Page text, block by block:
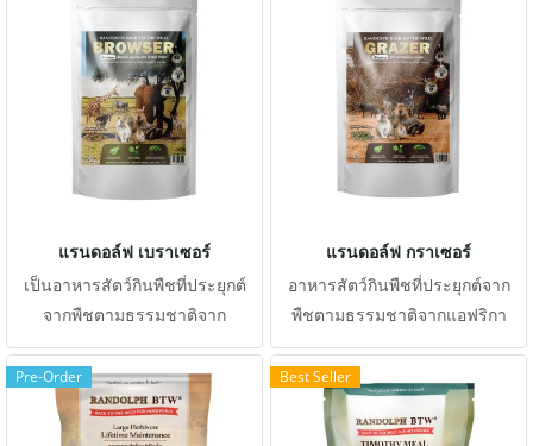
สัตว์ในยุโรปและอเมริกา เพื่อเป็น
ตัว supplement และ
enrichment เป็นอาหารเม็ดที่
ผสมวิตามินและแร่ธาตุตามความ
ต้องการของกลุ่ม African
Herbivores
แรนดอล์ฟ เบราเซอร์
เป็นอาหารสัตว์กินพืชที่ประยุกต์
จากพืชตามธรรมชาติจาก
แอฟริกาผลิตโดยบอสโกส์ มีความ
น่ากิน หลากหลาย และส่งเสริม
ความสุขมากขึ้น
แรนดอล์ฟ กราเซอร์
อาหารสัตว์กินพืชที่ประยุกต์จาก
พืชตามธรรมชาติจากแอฟริกา
ผลิตโดยบอสโกส์ เพิ่มความหลาก
หลายของพืช ทั้งใบไม้และโซติก
ให้มีความน่ากิน หลากหลาย และ
ส่งเสริมความสุขมากขึ้น
Pre-Order Best Seller